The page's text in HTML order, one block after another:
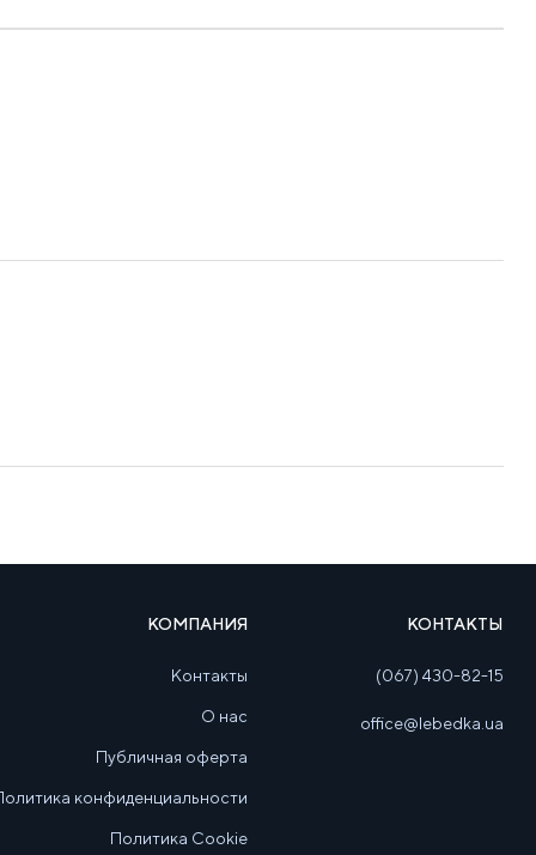
КОМПАНИЯ
Контакты
О нас
Публичная оферта
конфиденциальности
Политика Cookie
КОНТАКТЫ
(067) 430-82-15
office@lebedka.ua